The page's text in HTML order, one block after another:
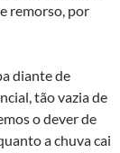
remorso, por
diante de
tão vazia de
o dever de
a chuva cai